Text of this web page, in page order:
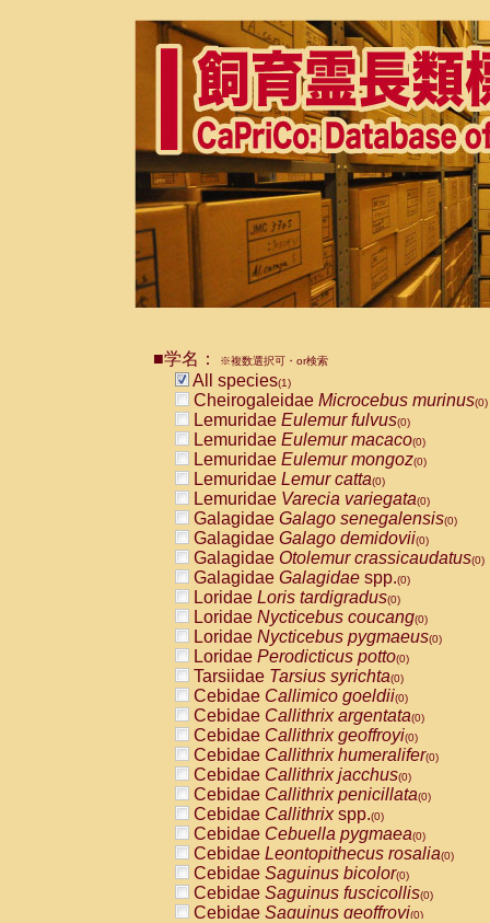
■学名： ※複数選択可・or検索
All species(1)
Cheirogaleidae Microcebus murinus(0)
Lemuridae Eulemur fulvus(0)
Lemuridae Eulemur macaco(0)
Lemuridae Eulemur mongoz(0)
Lemuridae Lemur catta(0)
Lemuridae Varecia variegata(0)
Galagidae Galago senegalensis(0)
Galagidae Galago demidovii(0)
Galagidae Otolemur crassicaudatus(0)
Galagidae Galagidae spp.(0)
Loridae Loris tardigradus(0)
Loridae Nycticebus coucang(0)
Loridae Nycticebus pygmaeus(0)
Loridae Perodicticus potto(0)
Tarsiidae Tarsius syrichta(0)
Cebidae Callimico goeldii(0)
Cebidae Callithrix argentata(0)
Cebidae Callithrix geoffroyi(0)
Cebidae Callithrix humeralifer(0)
Cebidae Callithrix jacchus(0)
Cebidae Callithrix penicillata(0)
Cebidae Callithrixspp.(0)
Cebidae Cebuella pygmaea(0)
Cebidae Leontopithecus rosalia(0)
Cebidae Saguinus bicolor(0)
Cebidae Saguinus fuscicollis(0)
Cebidae Saguinus geoffroyi(0)